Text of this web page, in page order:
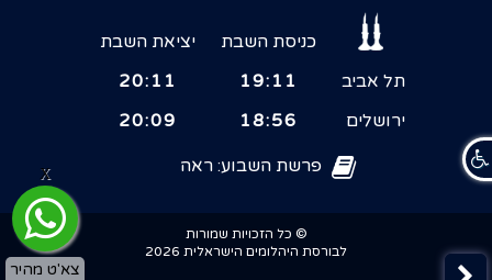
כניסת השבת
יציאת השבת
תל אביב
19:11
20:11
ירושלים
18:56
20:09
פרשת השבוע: ראה
© כל הזכויות שמורות
לבורסת היהלומים הישראלית 2026
X
צא'ט מהיר